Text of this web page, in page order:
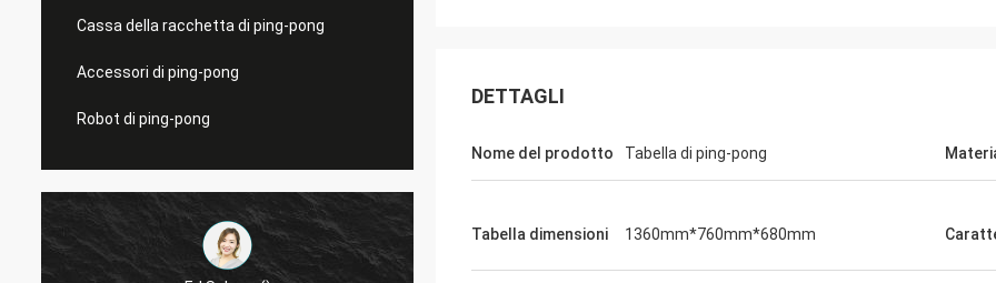
Cassa della racchetta di ping-pong
Accessori di ping-pong
Robot di ping-pong
DETTAGLI
Nome del prodotto Tabella di ping-pong
Tabella dimensioni 1360mm*760mm*680mm